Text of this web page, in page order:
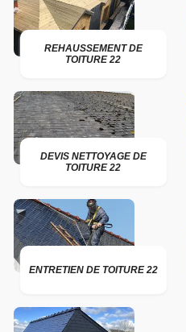
REHAUSSEMENT DE
TOITURE 22
DEVIS NETTOYAGE DE
TOITURE 22
ENTRETIEN DE TOITURE 22